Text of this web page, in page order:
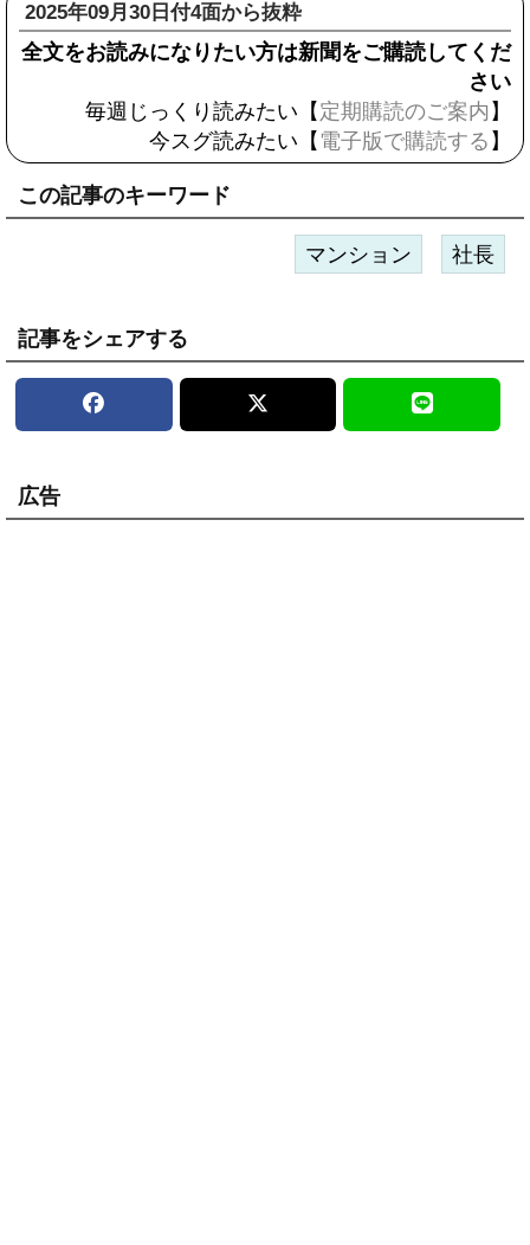
2025年09月30日付4面から抜粋
全文をお読みになりたい方は新聞をご購読してくだ
さい
毎週じっくり読みたい【 定期購読のご案内 】
今スグ読みたい【 電子版で購読する 】
この記事のキーワード
マンション 社長
記事をシェアする
広告